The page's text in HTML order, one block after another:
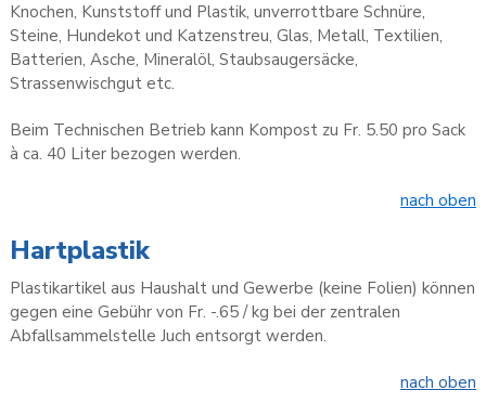
Knochen, Kunststoff und Plastik, unverrottbare Schnüre,
Steine, Hundekot und Katzenstreu, Glas, Metall, Textilien,
Batterien, Asche, Mineralöl, Staubsaugersäcke,
Strassenwischgut etc.
Beim Technischen Betrieb kann Kompost zu Fr. 5.50 pro Sack
à ca. 40 Liter bezogen werden.
nach oben
Hartplastik
Plastikartikel aus Haushalt und Gewerbe (keine Folien) können
gegen eine Gebühr von Fr. -.65 / kg bei der zentralen
Abfallsammelstelle Juch entsorgt werden.
nach oben